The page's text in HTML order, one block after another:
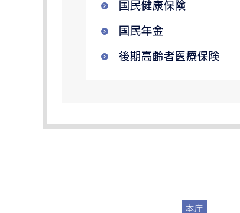
国民健康保険
国民年金
後期高齢者医療保険
本庁